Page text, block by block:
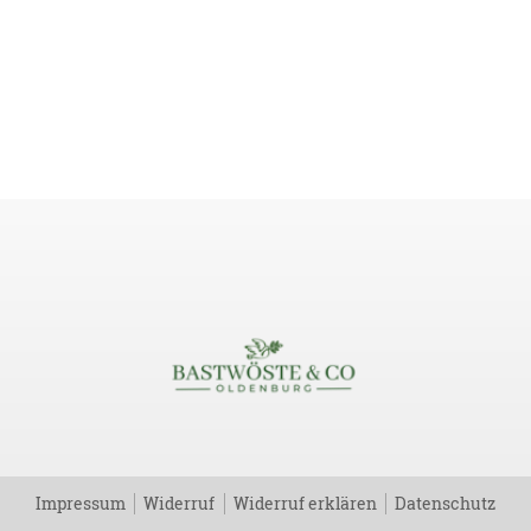
Impressum Widerruf Widerruf erklären Datenschutz